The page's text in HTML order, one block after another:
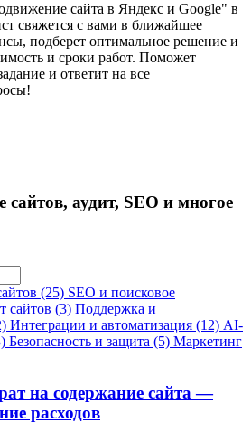
сайта в Яндекс и Google" в
свяжется с вами в ближайшее
подберет оптимальное решение и
и сроки работ. Поможет
и ответит на все
сайтов, аудит, SEO и многое
(25) SEO и поисковое
сайтов (3) Поддержка и
Интеграции и автоматизация (12) AI-
Безопасность и защита (5) Маркетинг
на содержание сайта —
расходов